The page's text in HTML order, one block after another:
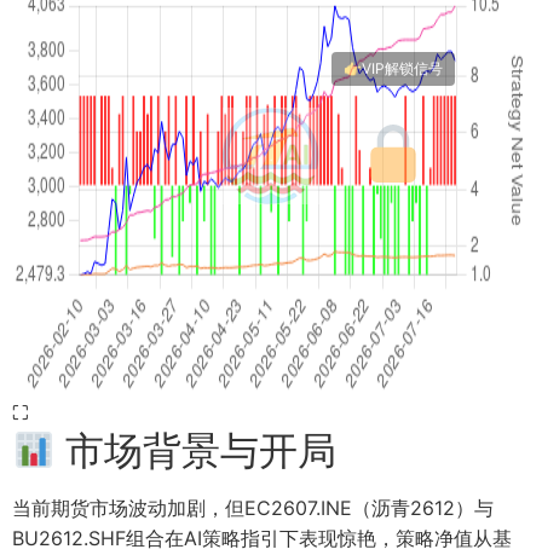
⛶
市场背景与开局
当前期货市场波动加剧，但EC2607.INE（沥青2612）与
BU2612.SHF组合在AI策略指引下表现惊艳，策略净值从基